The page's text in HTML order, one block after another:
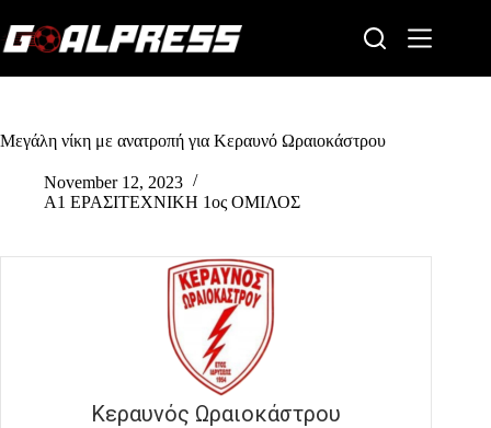
to
content
Μεγάλη νίκη με ανατροπή για Κεραυνό Ωραιοκάστρου
November 12, 2023
Α1 ΕΡΑΣΙΤΕΧΝΙΚΗ 1ος ΟΜΙΛΟΣ
Κεραυνός Ωραιοκάστρου